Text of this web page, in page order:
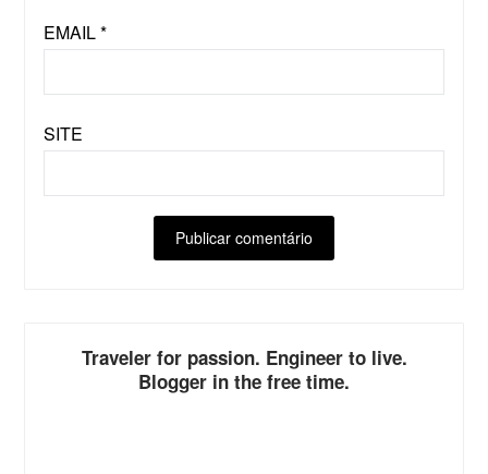
EMAIL*
SITE
Traveler for passion. Engineer to live.
Blogger in the free time.